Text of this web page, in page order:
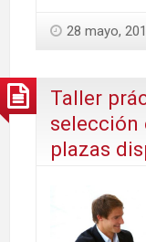
28 mayo,
Taller
selección
plazas